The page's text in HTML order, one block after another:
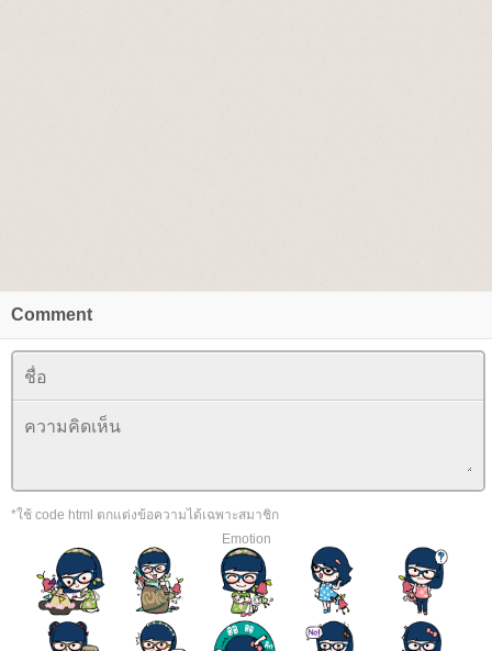
Comment
*ใช้ code html ตกแต่งข้อความได้เฉพาะสมาชิก
Emotion